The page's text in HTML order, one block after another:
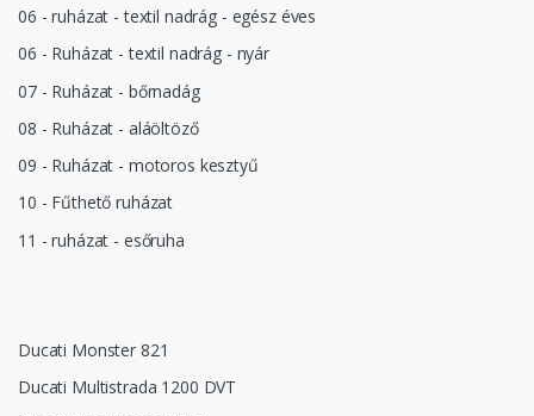
06 - ruházat - textil nadrág - egész éves
06 - Ruházat - textil nadrág - nyár
07 - Ruházat - bőrnadág
08 - Ruházat - aláöltöző
09 - Ruházat - motoros kesztyű
10 - Fűthető ruházat
11 - ruházat - esőruha
Ducati Monster 821
Ducati Multistrada 1200 DVT